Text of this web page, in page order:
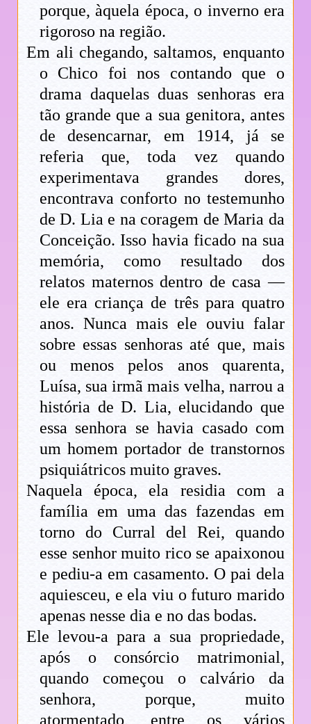
porque, àquela época, o inverno era
rigoroso na região.
Em ali chegando, saltamos, enquanto
o Chico foi nos contando que o
drama daquelas duas senhoras era
tão grande que a sua genitora, antes
de desencarnar, em 1914, já se
referia que, toda vez quando
experimentava grandes dores,
encontrava conforto no testemunho
de D. Lia e na coragem de Maria da
Conceição. Isso havia ficado na sua
memória, como resultado dos
relatos maternos dentro de casa —
ele era criança de três para quatro
anos. Nunca mais ele ouviu falar
sobre essas senhoras até que, mais
ou menos pelos anos quarenta,
Luísa, sua irmã mais velha, narrou a
história de D. Lia, elucidando que
essa senhora se havia casado com
um homem portador de transtornos
psiquiátricos muito graves.
Naquela época, ela residia com a
família em uma das fazendas em
torno do Curral del Rei, quando
esse senhor muito rico se apaixonou
e pediu-a em casamento. O pai dela
aquiesceu, e ela viu o futuro marido
apenas nesse dia e no das bodas.
Ele levou-a para a sua propriedade,
após o consórcio matrimonial,
quando começou o calvário da
senhora, porque, muito
atormentado, entre os vários